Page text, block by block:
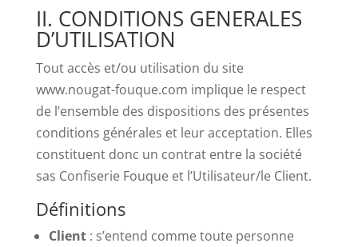
II. CONDITIONS GENERALES
D’UTILISATION
Tout accès et/ou utilisation du site
www.nougat-fouque.com implique le respect
de l’ensemble des dispositions des présentes
conditions générales et leur acceptation. Elles
constituent donc un contrat entre la société
sas Confiserie Fouque et l’Utilisateur/le Client.
Définitions
Client: s’entend comme toute personne